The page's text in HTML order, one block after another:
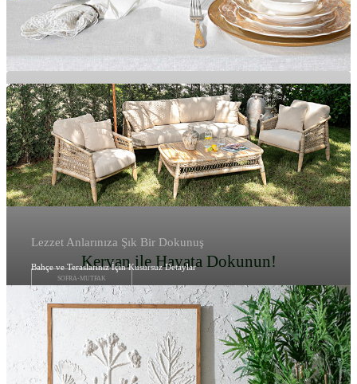
BANYO
Lezzet Anlarınıza Şık Bir Dokunuş
SOFRA-MUTFAK
Bahçe ve Teraslarınız İçin Kusursuz Detaylar
Kervan ile Hayata Dokunun!